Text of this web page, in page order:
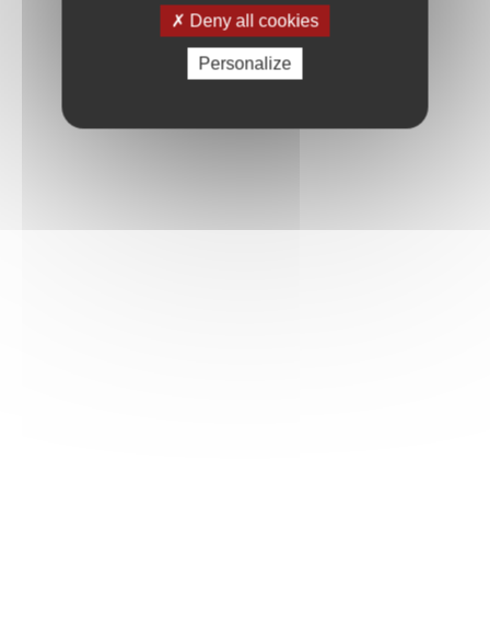
Deny all cookies
Personalize